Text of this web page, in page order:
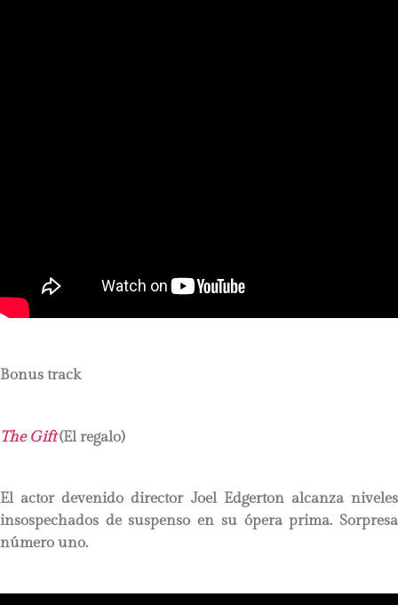
Bonus track
The Gift(El regalo)
El actor devenido director Joel Edgerton alcanza niveles
insospechados de suspenso en su ópera prima. Sorpresa
número uno.